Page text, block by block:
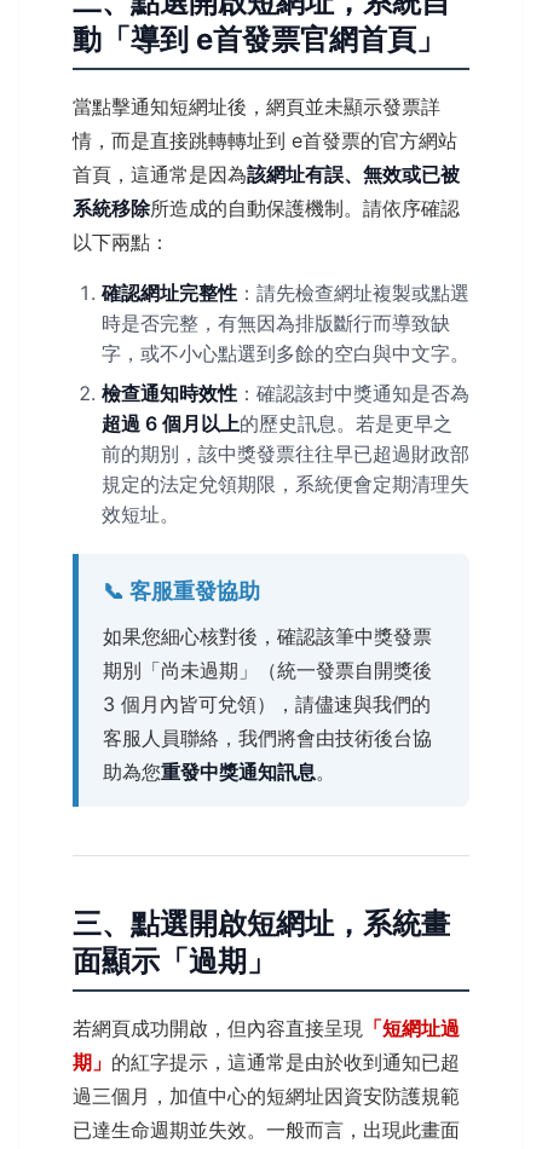
動「導到 e首發票官網首頁」
當點擊通知短網址後，網頁並未顯示發票詳
情，而是直接跳轉轉址到 e首發票的官方網站
首頁，這通常是因為該網址有誤、無效或已被
系統移除所造成的自動保護機制。請依序確認
以下兩點：
確認網址完整性 ：請先檢查網址複製或點選
時是否完整，有無因為排版斷行而導致缺
字，或不小心點選到多餘的空白與中文字。
檢查通知時效性 ：確認該封中獎通知是否為
超過 6 個月以上的歷史訊息。若是更早之
前的期別，該中獎發票往往早已超過財政部
規定的法定兌領期限，系統便會定期清理失
效短址。
📞 客服重發協助
如果您細心核對後，確認該筆中獎發票
期別「尚未過期」（統一發票自開獎後
3 個月內皆可兌領），請儘速與我們的
客服人員聯絡，我們將會由技術後台協
助為您重發中獎通知訊息。
三、點選開啟短網址，系統畫
面顯示「過期」
若網頁成功開啟，但內容直接呈現 「短網址過
期」 的紅字提示，這通常是由於收到通知已超
過三個月，加值中心的短網址因資安防護規範
已達生命週期並失效。一般而言，出現此畫面